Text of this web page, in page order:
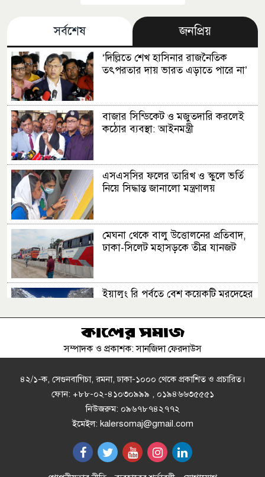
সর্বশেষ জনপ্রিয়
‘দিল্লিতে শেখ হাসিনার রাজনৈতিক
তৎপরতার দায় ভারত এড়াতে পারে না’
বাজার সিন্ডিকেট ও মজুতদারি করলেই
কঠোর ব্যবস্থা: আইনমন্ত্রী
এসএসসির ফলের তারিখ ও স্কুলে ভর্তি
নিয়ে সিদ্ধান্ত জানালো মন্ত্রণালয়
মেঘনা থেকে বালু উত্তোলনের প্রতিবাদ,
ঢাকা-সিলেট মহাসড়কে তীব্র যানজট
ইয়ালুং রি পর্বতে বেশ কয়েকটি মরদেহের
ফুলহ্যাম ছেড়ে নতুন ঠিকানায় বাংলাদেশি
ঢাকা-চট্টগ্রাম মহাসড়কে ২ দিন ধরে
যানজট, চরম ভোগান্তি
চিকিৎসকদের পেশাগত দায়িত্বে রাজনীতি
সম্পাদক ও প্রকাশক: সানজিদা ফেরদাউস
৪২/১-ক, সেগুনবাগিচা, রমনা, ঢাকা-১০০০ থেকে প্রকাশিত ও প্রচারিত।
ফোন: +৮৮-০২-৪১০৩০৯৯৯ , ০১৯৪৬৬৩৫৫৫১
নিউজরুম: ০৯৬৭৮৭৪২৭৭২
ইমেইল: kalersomaj@gmail.com